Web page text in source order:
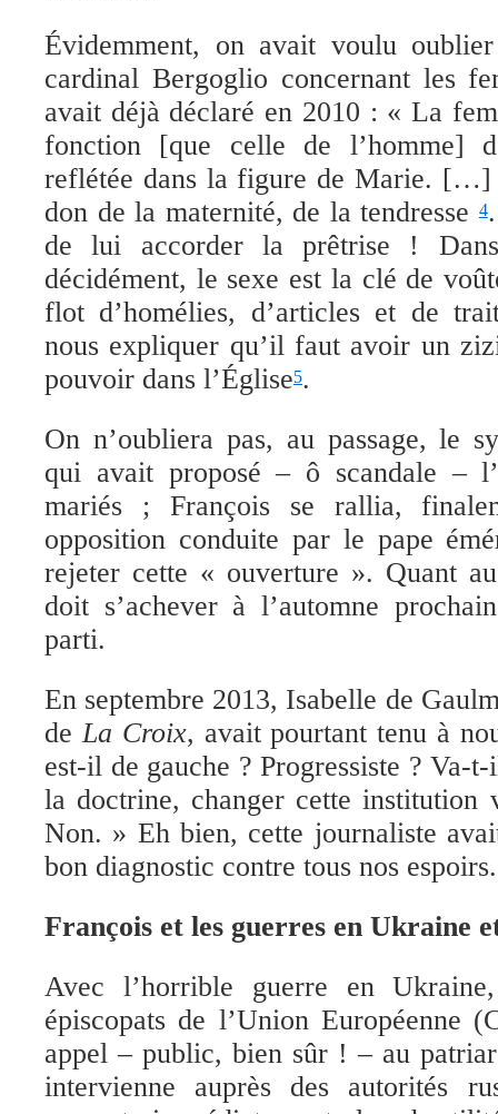
Évidemment, on avait voulu
cardinal Bergoglio concernant les
avait déjà déclaré en 2010 : « La
fonction [que celle de l’homme]
reflétée dans la figure de Marie. […]
don de la maternité, de la tendresse4
de lui accorder la prêtrise ! Dans
décidément, le sexe est la clé de
flot d’homélies, d’articles et de
nous expliquer qu’il faut avoir un
pouvoir dans l’Église5.
On n’oubliera pas, au passage, le
qui avait proposé – ô scandale –
mariés ; François se rallia,
opposition conduite par le pape
rejeter cette « ouverture ». Quant
doit s’achever à l’automne
parti.
En septembre 2013, Isabelle de
deLa Croix, avaitpourtant tenu à
est-il de gauche ? Progressiste ? Va-
la doctrine, changer cette institution
Non. » Eh bien, cette journaliste a
bon diagnostic contre tous nos espoirs.
François et les guerres en Ukraine
Avec l’horrible guerre en
épiscopats de l’Union Européenne
appel – public, bien sûr ! – au
intervienne auprès des autorités